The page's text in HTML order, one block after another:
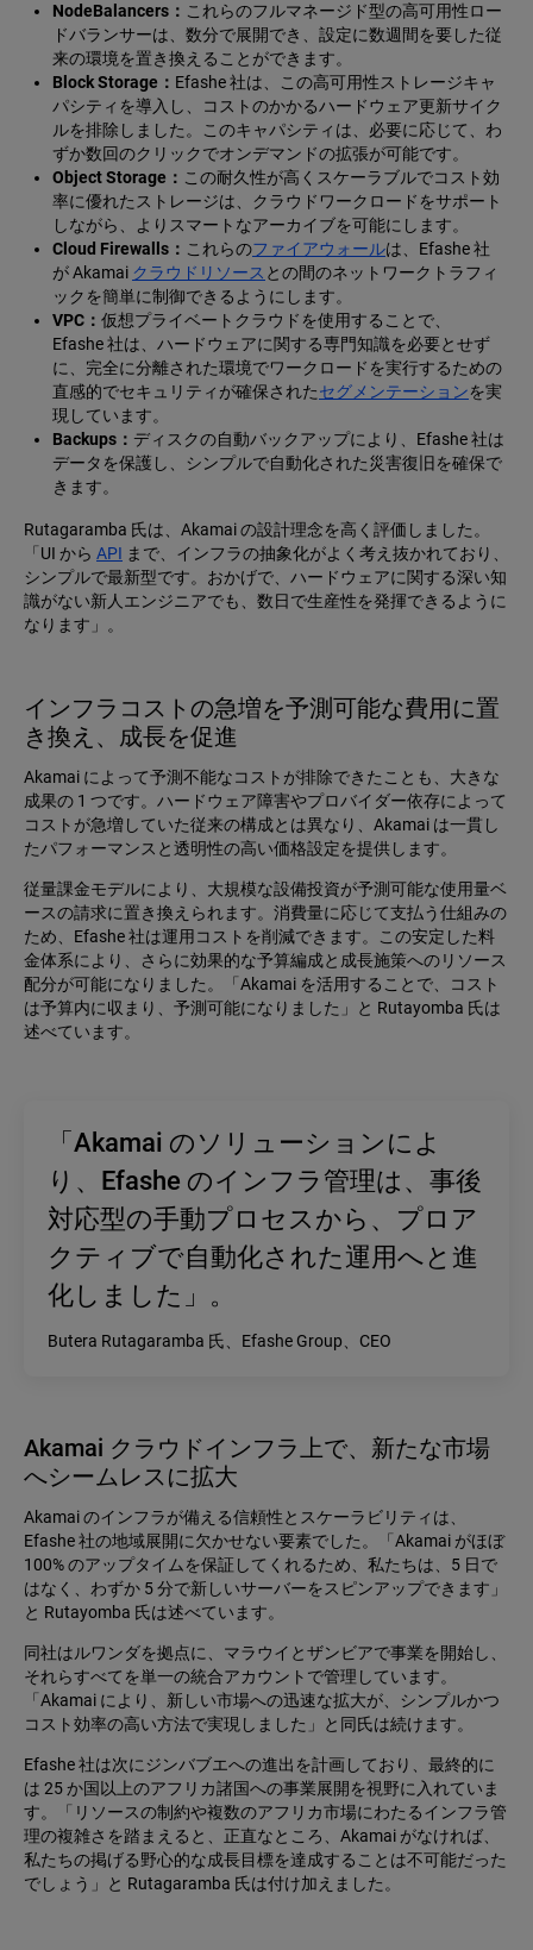
NodeBalancers： これらのフルマネージド型の高可用性ロー
ドバランサーは、数分で展開でき、設定に数週間を要した従
来の環境を置き換えることができます。
Block Storage： Efashe 社は、この高可用性ストレージキャ
パシティを導入し、コストのかかるハードウェア更新サイク
ルを排除しました。このキャパシティは、必要に応じて、わ
ずか数回のクリックでオンデマンドの拡張が可能です。
Object Storage： この耐久性が高くスケーラブルでコスト効
率に優れたストレージは、クラウドワークロードをサポート
しながら、よりスマートなアーカイブを可能にします。
Cloud Firewalls： これらのファイアウォールは、Efashe 社
が Akamai クラウドリソース との間のネットワークトラフィ
ックを簡単に制御できるようにします。
VPC： 仮想プライベートクラウドを使用することで、
Efashe 社は、ハードウェアに関する専門知識を必要とせず
に、完全に分離された環境でワークロードを実行するための
直感的でセキュリティが確保されたセグメンテーションを実
現しています。
Backups： ディスクの自動バックアップにより、Efashe 社は
データを保護し、シンプルで自動化された災害復旧を確保で
きます。
Rutagaramba 氏は、Akamai の設計理念を高く評価しました。
「UI から API まで、インフラの抽象化がよく考え抜かれており、
シンプルで最新型です。おかげで、ハードウェアに関する深い知
識がない新人エンジニアでも、数日で生産性を発揮できるように
なります」。
インフラコストの急増を予測可能な費用に置
き換え、成長を促進
Akamai によって予測不能なコストが排除できたことも、大きな
成果の 1 つです。ハードウェア障害やプロバイダー依存によって
コストが急増していた従来の構成とは異なり、Akamai は一貫し
たパフォーマンスと透明性の高い価格設定を提供します。
従量課金モデルにより、大規模な設備投資が予測可能な使用量ベ
ースの請求に置き換えられます。消費量に応じて支払う仕組みの
ため、Efashe 社は運用コストを削減できます。この安定した料
金体系により、さらに効果的な予算編成と成長施策へのリソース
配分が可能になりました。「Akamai を活用することで、コスト
は予算内に収まり、予測可能になりました」と Rutayomba 氏は
述べています。
「Akamai のソリューションによ
り、Efashe のインフラ管理は、事後
対応型の手動プロセスから、プロア
クティブで自動化された運用へと進
化しました」。
Butera Rutagaramba 氏、Efashe Group、CEO
Akamai クラウドインフラ上で、新たな市場
へシームレスに拡大
Akamai のインフラが備える信頼性とスケーラビリティは、
Efashe 社の地域展開に欠かせない要素でした。「Akamai がほぼ
100% のアップタイムを保証してくれるため、私たちは、5 日で
はなく、わずか 5 分で新しいサーバーをスピンアップできます」
と Rutayomba 氏は述べています。
同社はルワンダを拠点に、マラウイとザンビアで事業を開始し、
それらすべてを単一の統合アカウントで管理しています。
「Akamai により、新しい市場への迅速な拡大が、シンプルかつ
コスト効率の高い方法で実現しました」と同氏は続けます。
Efashe 社は次にジンバブエへの進出を計画しており、最終的に
は 25 か国以上のアフリカ諸国への事業展開を視野に入れていま
す。「リソースの制約や複数のアフリカ市場にわたるインフラ管
理の複雑さを踏まえると、正直なところ、Akamai がなければ、
私たちの掲げる野心的な成長目標を達成することは不可能だった
でしょう」と Rutagaramba 氏は付け加えました。